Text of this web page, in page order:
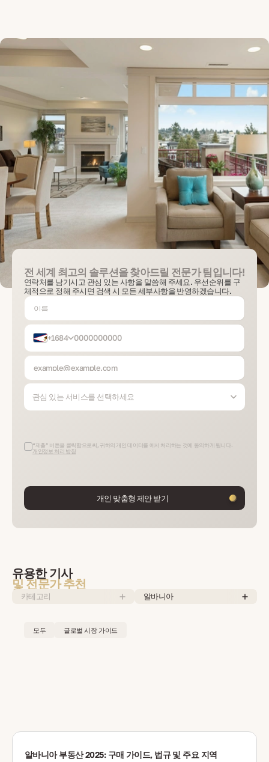
전 세계 최고의 솔루션을 찾아드릴 전문가 팀입니다!
연락처를 남기시고 관심 있는 사항을 말씀해 주세요. 우선순위를 구
체적으로 정해 주시면 검색 시 모든 세부사항을 반영하겠습니다.
+1684
관심 있는 서비스를 선택하세요
“제출” 버튼을 클릭함으로써, 귀하의 개인 데이터를 에서 처리하는 것에 동의하게 됩니다.
개인정보 처리 방침
개인 맞춤형 제안 받기
유용한 기사
및 전문가 추천
카테고리 알바니아
모두 글로벌 시장 가이드
알바니아 부동산 2025: 구매 가이드, 법규 및 주요 지역